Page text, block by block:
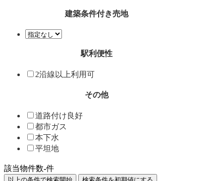
建築条件付き売地
駅利便性
2沿線以上利用可
その他
道路付け良好
都市ガス
本下水
平坦地
該当物件数-件